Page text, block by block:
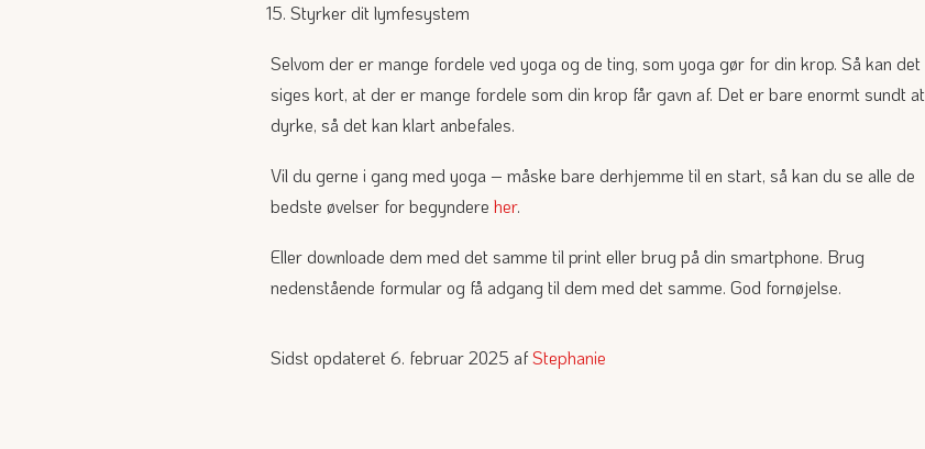
Styrker dit lymfesystem
Selvom der er mange fordele ved yoga og de ting, som yoga gør for din krop. Så kan det
siges kort, at der er mange fordele som din krop får gavn af. Det er bare enormt sundt at
dyrke, så det kan klart anbefales.
Vil du gerne i gang med yoga – måske bare derhjemme til en start, så kan du se alle de
bedste øvelser for begyndere her.
Eller downloade dem med det samme til print eller brug på din smartphone. Brug
nedenstående formular og få adgang til dem med det samme. God fornøjelse.
Sidst opdateret 6. februar 2025 afStephanie